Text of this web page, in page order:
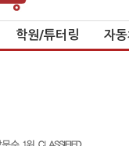
학원/튜터링 자